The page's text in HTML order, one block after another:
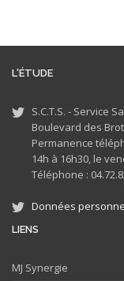
L'ÉTUDE
S.C.T.S. - Service
Boulevard des
Permanence
14h à 16h30, le
Téléphone :
Données
LIENS
MJ Synergie